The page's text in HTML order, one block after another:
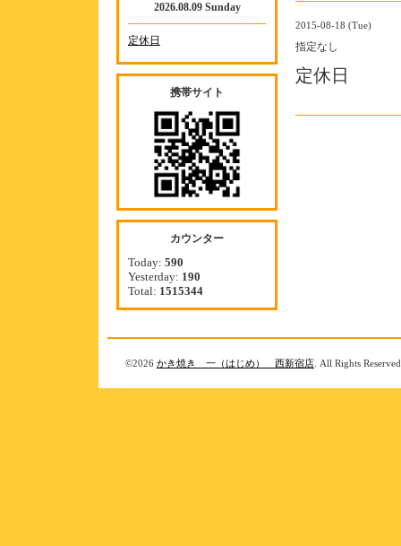
2015-08-18 (Tue)
指定なし
定休日
2026.08.09 Sunday
定休日
携帯サイト
カウンター
Today: 590
Yesterday: 190
Total: 1515344
©2026 かき焼き 一（はじめ） 西新宿店 . All Rights